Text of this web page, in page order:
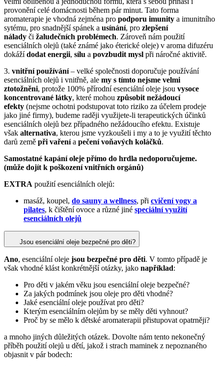
provonění celé domácnosti během pár minut. Tato forma
aromaterapie je vhodná zejména pro podporu imunity a imunitního
sytému, pro snadnější spánek a usínání, pro zlepšení
nálady či žaludečních problémech. Zároveň nám použití
esenciálních olejů (také známé jako éterické oleje) v aroma difuzéru
dokážídodat energii, sílu a povzbudit mysl při náročné aktivitě.
3. vnitřní používání– velké společnosti doporučuje používání
esenciálních olejů i vnitřně, ale my s tímto nejsme velmi
ztotožněni, protože 100% přírodní esenciální oleje jsou vysoce
koncentrované látky, které mohou způsobit nežádoucí
efekty (nejsme ochotni podstupovat toto riziko za účelem prodeje
jako jiné firmy), budeme raději využijete-li terapeutických účinků
esenciálních olejů bez případného nežádoucího efektu. Existuje
však alternativa, kterou jsme vyzkoušeli i my a to je využití těchto
darů země při vařenía pečení voňavých koláčků.
Samostatné kapání oleje přímo do hrdla nedoporučujeme.
(může dojít k poškození vnitřních orgánů)
EXTRA použití esenciálních olejů:
masáž, koupel, do sauny a wellness, při cvičení yogy a
pilates, k čištění ovoce a různé jiné speciální využití
esenciálních olejů
Jsou esenciální oleje bezpečné pro děti?
Ano, esenciální oleje jsou bezpečné pro děti. V tomto případě je
však vhodné klást konkrétnější otázky, jako například:
Pro děti v jakém věku jsou esenciální oleje bezpečné?
Za jakých podmínek jsou oleje pro děti vhodné?
Jaké esenciální oleje používat pro děti?
Kterým esenciálním olejům by se měly děti vyhnout?
Proč by se mělo k dětské aromaterapii přistupovat opatrněji?
a mnoho jiných důležitých otázek. Dovolte nám tento nekonečný
příběh použití olejů u dětí, jakož i strach maminek z nepoznaného
objasnit v pár bodech: